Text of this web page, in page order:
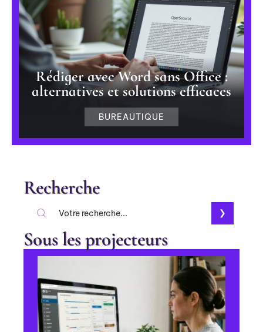
Rédiger avec Word sans Office :
alternatives et solutions efficaces
BUREAUTIQUE
Recherche
Sous les projecteurs